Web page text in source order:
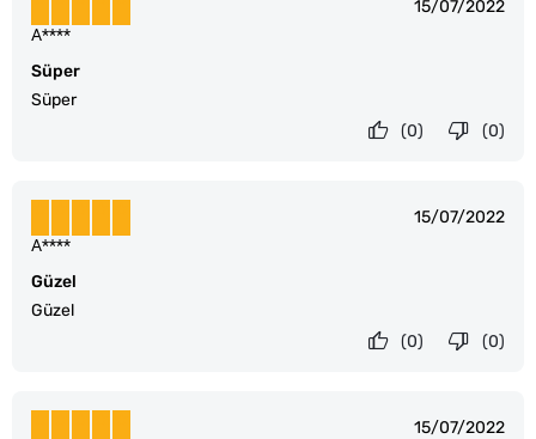
15/07/2022
Süper
Süper
A****
(0)
(0)
15/07/2022
Güzel
Güzel
A****
(0)
(0)
15/07/2022